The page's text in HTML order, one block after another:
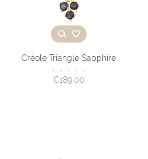
Créole Triangle Sapphire
• • • • •
€189,00